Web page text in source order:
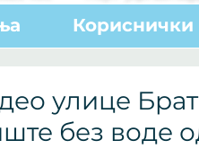
Кориснички
улице
без воде